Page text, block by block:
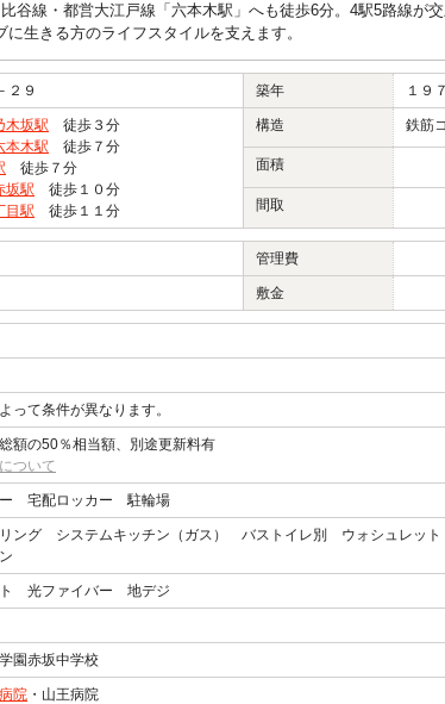
谷線・都営大江戸線「六本木駅」へも徒歩6分。4駅5路線が
生きる方のライフスタイルを支えます。
２９ 築年 １９
木坂駅 徒歩３分
本木駅 徒歩７分
徒歩７分
坂駅 徒歩１０分
目駅 徒歩１１分
構造 鉄筋
面積
間取
管理費
敷金
って条件が異なります。
額の50％相当額、別途更新料有
ついて
宅配ロッカー 駐輪場
リング システムキッチン（ガス） バストイレ別 ウォシュレ
光ファイバー 地デジ
園赤坂中学校
院 ・山王病院